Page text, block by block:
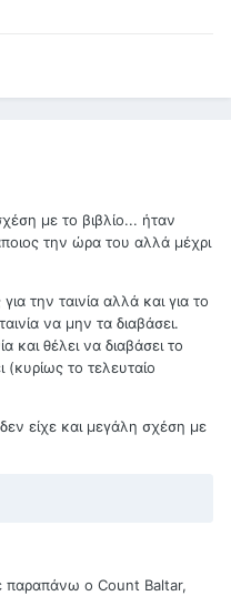
με το βιβλίο... ήταν
την ώρα του αλλά μέχρι
την ταινία αλλά και για το
να μην τα διαβάσει.
και θέλει να διαβάσει το
(κυρίως το τελευταίο
είχε και μεγάλη σχέση με
παραπάνω ο Count Baltar,